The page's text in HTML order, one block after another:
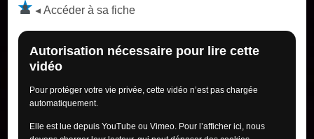
Accéder à sa fiche
Autorisation nécessaire pour lire cette
vidéo
Pour protéger votre vie privée, cette vidéo n’est pas chargée
automatiquement.
Elle est lue depuis YouTube ou Vimeo. Pour l’afficher ici, nous